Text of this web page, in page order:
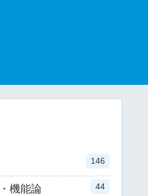
146
機能論 44